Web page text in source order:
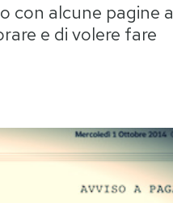
con alcune pagine a
e di volere fare